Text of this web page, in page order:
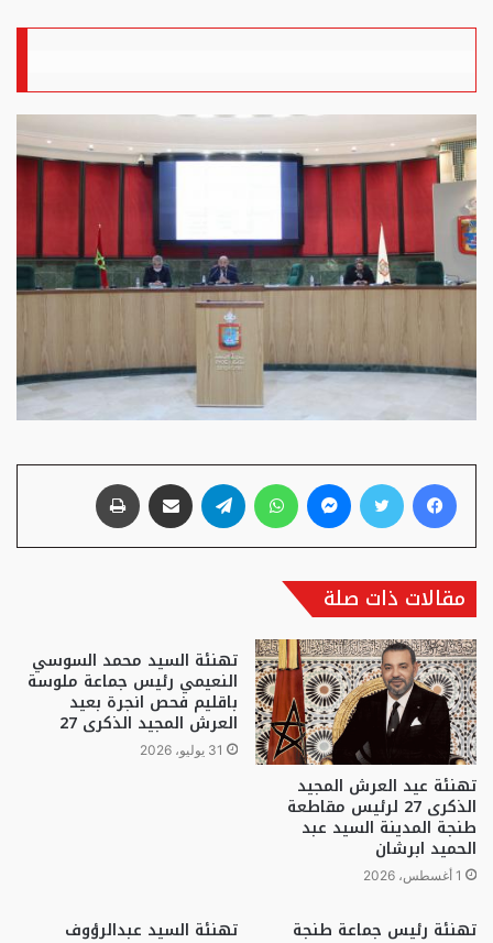
فيسبوك تويتر ماسنجر واتساب تيلقرام مشاركة عبر البريد
مقالات ذات صلة
تهنئة عيد العرش المجيد
الذكرى 27 لرئيس مقاطعة
طنجة المدينة السيد عبد
الحميد ابرشان
1 أغسطس، 2026
تهنئة السيد محمد السوسي
النعيمي رئيس جماعة ملوسة
باقليم فحص انجرة بعيد
العرش المجيد الذكرى 27
31 يوليو، 2026
تهنئة رئيس جماعة طنجة تهنئة السيد عبدالرؤوف